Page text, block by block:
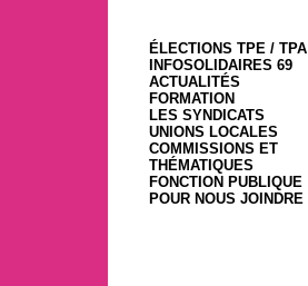
ÉLECTIONS TPE / TPA
INFOSOLIDAIRES 69
ACTUALITÉS
FORMATION
LES SYNDICATS
UNIONS LOCALES
COMMISSIONS ET
THÉMATIQUES
FONCTION PUBLIQUE
POUR NOUS JOINDRE